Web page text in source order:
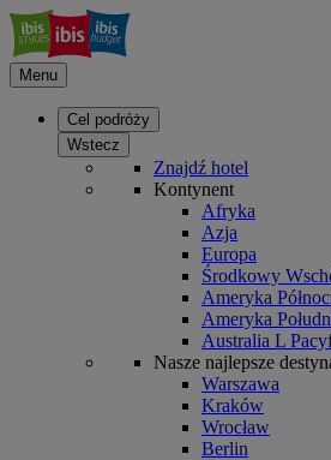
Menu
Cel podróży
Wstecz
Znajdź hotel
Kontynent
Afryka
Azja
Europa
Środkowy
Ameryka
Ameryka
Australia L
Nasze najlepsze
Warszawa
Kraków
Wrocław
Berlin